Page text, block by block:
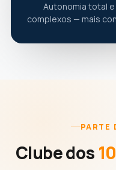
Autonomia total
complexos — mais
PARTE
Clube dos